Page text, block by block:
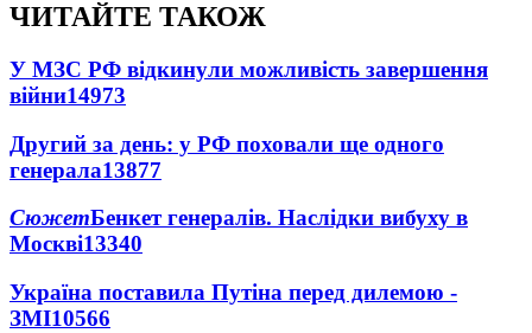
ЧИТАЙТЕ ТАКОЖ
У МЗС РФ відкинули можливість завершення
війни14973
Другий за день: у РФ поховали ще одного
генерала13877
СюжетБенкет генералів. Наслідки вибуху в
Москві13340
Україна поставила Путіна перед дилемою -
ЗМІ10566